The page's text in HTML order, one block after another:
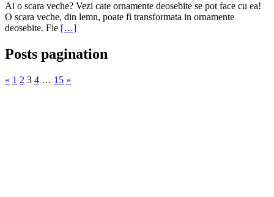
Ai o scara veche? Vezi cate ornamente deosebite se pot face cu ea!
O scara veche, din lemn, poate fi transformata in ornamente
deosebite. Fie […]
Posts pagination
« 1 2 3 4 … 15 »